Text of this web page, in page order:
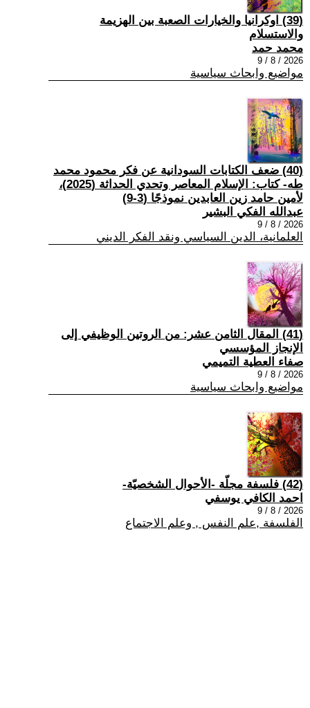
(39) اوكرانيا والخيارات الصعبة بين الهزيمة
والاستسلام
محمد حمد
2026 / 8 / 9
مواضيع وابحاث سياسية
(40) ضعف الكتابات السودانية عن فكر محمود محمد
طه- كتاب: الإسلام المعاصر وتحدي الحداثة (2025)،
لأمين حامد زين العابدين نموذجًا (3-9)
عبدالله الفكي البشير
2026 / 8 / 9
العلمانية، الدين السياسي ونقد الفكر الديني
(41) المقال الثامن عشر: من الروتين الوظيفي إلى
الإنجاز المؤسسي
صفاء العطية التميمي
2026 / 8 / 9
مواضيع وابحاث سياسية
(42) فلسفة مجلّة -الأحوال الشخصيّة-
احمد الكافي يوسفي
2026 / 8 / 9
الفلسفة ,علم النفس , وعلم الاجتماع